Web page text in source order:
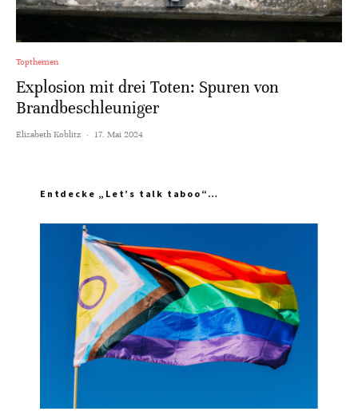
Topthemen
Explosion mit drei Toten: Spuren von
Brandbeschleuniger
Elisabeth Koblitz · 17. Mai 2024
Entdecke „Let’s talk taboo“…